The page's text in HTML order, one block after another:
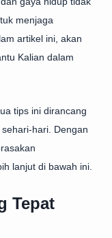
menjaga
artikel ini, akan
Kalian dalam
tips ini dirancang
hari. Dengan
lanjut di bawah ini.
Tepat